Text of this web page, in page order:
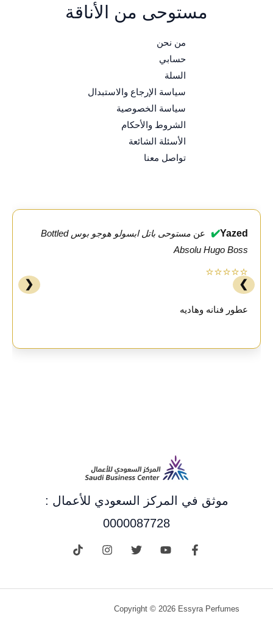
مستوحى من الأناقة
من نحن
حسابي
السلة
سياسة الإرجاع والاستبدال
سياسة الخصوصية
الشروط والأحكام
الأسئلة الشائعة
تواصل معنا
Yazed
✔️ عن
مستوحى باتل ابسولو هوجو بوس Bottled
Absolu Hugo Boss
⭐⭐⭐⭐⭐
عطور فنانه وهاديه
❮ ❯
موثق في المركز السعودي للأعمال :
0000087728
Copyright © 2026 Essyra Perfumes